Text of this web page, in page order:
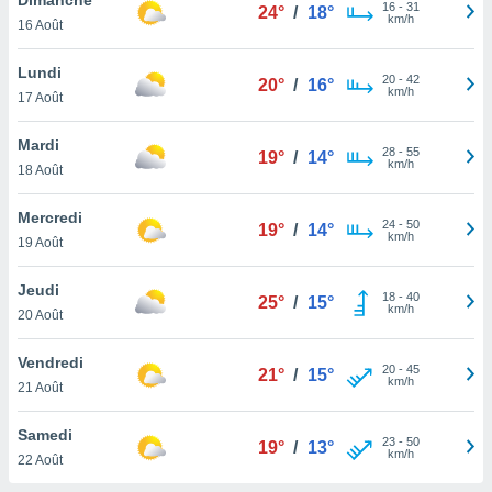
et
»,
au
vous
qu'ils
ou
le
ainsi
un
la
du
16 Août
24° / 18° 16- 31
km/h
Lundi
17 Août
20° / 16° 20- 42
km/h
Mardi
18 Août
19° / 14° 28- 55
km/h
Mercredi
19 Août
19° / 14° 24- 50
km/h
Jeudi
20 Août
25° / 15° 18- 40
km/h
Vendredi
21 Août
21° / 15° 20- 45
km/h
Samedi
22 Août
19° / 13° 23- 50
km/h